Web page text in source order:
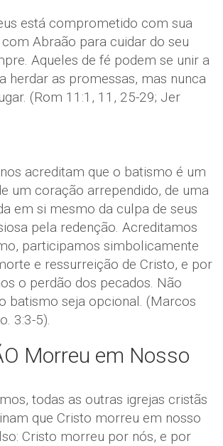
está comprometido com sua
Abraão para cuidar do seu
Aqueles de fé podem se unir a
herdar as promessas, mas nunca
(Rom 11:1, 11, 25-29; Jer
acreditam que o batismo é um
um coração arrependido, de uma
em si mesmo da culpa de seus
pela redenção. Acreditamos
participamos simbolicamente
e ressurreição de Cristo, e por
o perdão dos pecados. Não
batismo seja opcional. (Marcos
3:3-5).
Morreu em Nosso
todas as outras igrejas cristãs
que Cristo morreu em nosso
Cristo morreu por nós, e por